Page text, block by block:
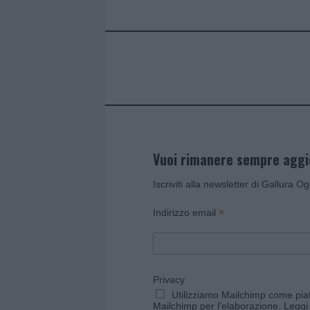
Vuoi rimanere sempre
Iscriviti alla newsletter di Gallura
Indirizzo email *
Privacy
Utilizziamo Mailchimp come
Mailchimp per l'elaborazione.